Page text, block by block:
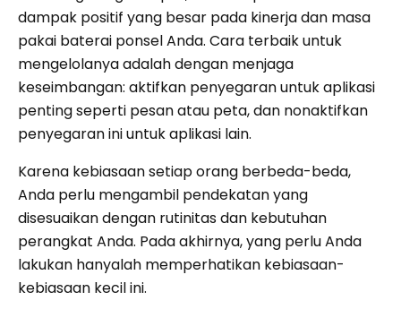
dampak positif yang besar pada kinerja dan masa
pakai baterai ponsel Anda. Cara terbaik untuk
mengelolanya adalah dengan menjaga
keseimbangan: aktifkan penyegaran untuk aplikasi
penting seperti pesan atau peta, dan nonaktifkan
penyegaran ini untuk aplikasi lain.
Karena kebiasaan setiap orang berbeda-beda,
Anda perlu mengambil pendekatan yang
disesuaikan dengan rutinitas dan kebutuhan
perangkat Anda. Pada akhirnya, yang perlu Anda
lakukan hanyalah memperhatikan kebiasaan-
kebiasaan kecil ini.